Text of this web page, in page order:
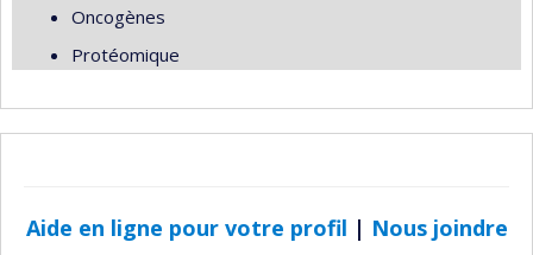
Oncogènes
Protéomique
Aide en ligne pour votre profil | Nous joindre